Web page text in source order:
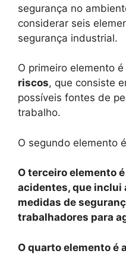
segurança no
considerar seis
segurança industrial.
O primeiro elemento é
riscos, que consiste
possíveis fontes de
trabalho.
O segundo elemento
O terceiro elemento é
acidentes, que inclui
medidas de
trabalhadores para
O quarto elemento é a